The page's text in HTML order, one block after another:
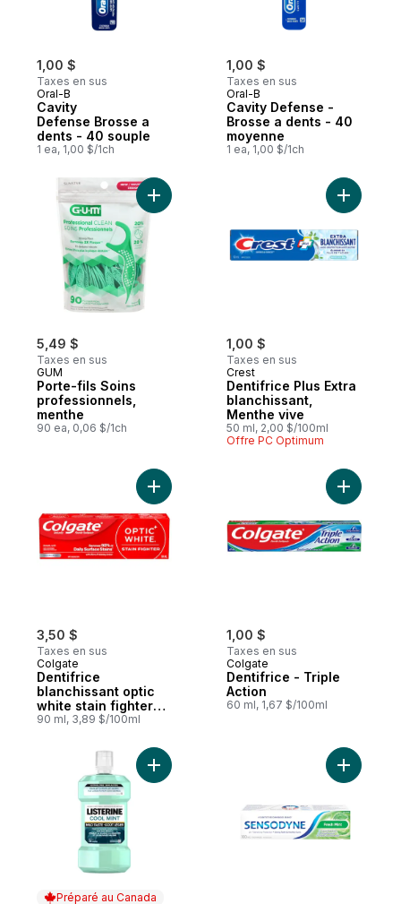
1,00 $
Taxes en sus
Oral-B
Cavity
Defense Brosse a
dents - 40 souple
1 ea, 1,00 $/1ch
1,00 $
Taxes en sus
Oral-B
Cavity Defense -
Brosse a dents - 40
moyenne
1 ea, 1,00 $/1ch
5,49 $
Taxes en sus
GUM
Porte-fils Soins
professionnels,
menthe
90 ea, 0,06 $/1ch
Ajouter Porte-fils Soins professionnels,
1,00 $
Taxes en sus
Crest
Dentifrice Plus Extra
blanchissant,
Menthe vive
50 ml, 2,00 $/100ml
Offre PC Optimum
Ajouter
3,50 $
Taxes en sus
Colgate
Dentifrice
blanchissant optic
white stain fighter
au gel paquet de
90 ml, 3,89 $/100ml
Ajouter Dentifrice blanchissant optic
1,00 $
Taxes en sus
Colgate
Dentifrice - Triple
Action
60 ml, 1,67 $/100ml
Ajouter
Préparé au Canada
Ajouter Rince-bouche antiseptique Zero
Ajouter